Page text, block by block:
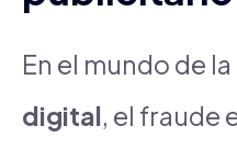
En el mundo de la
digital, el fraude